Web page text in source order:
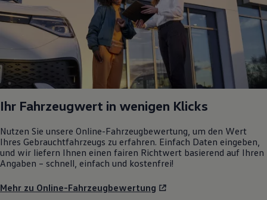
Ihr Fahrzeugwert in wenigen Klicks
Nutzen Sie unsere Online-Fahrzeugbewertung, um den Wert
Ihres Gebrauchtfahrzeugs zu erfahren. Einfach Daten eingeben,
und wir liefern Ihnen einen fairen Richtwert basierend auf Ihren
Angaben – schnell, einfach und kostenfrei!
Mehr zu Online-Fahrzeugbewertung